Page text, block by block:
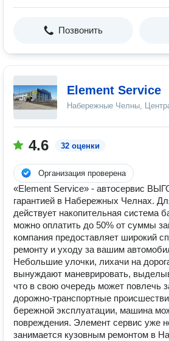
Позвонить
Element Service
Набережные Челны,
4.6 32 оценки
Организация проверена
«Element Service» - автосервис
гарантией в Набережных Челнах.
действует накопительная система
можно оплатить до 50% от суммы
компания предоставляет широкий
ремонту и уходу за вашим
Небольшие улочки, лихачи на
вынуждают маневрировать,
что в свою очередь может повлечь
дорожно-транспортные
бережной эксплуатации, машина
повреждения. Элемент сервис уже
занимается кузовным ремонтом в